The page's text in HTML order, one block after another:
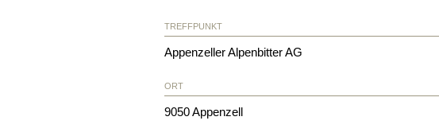
TREFFPUNKT
Appenzeller Alpenbitter AG
ORT
9050Appenzell